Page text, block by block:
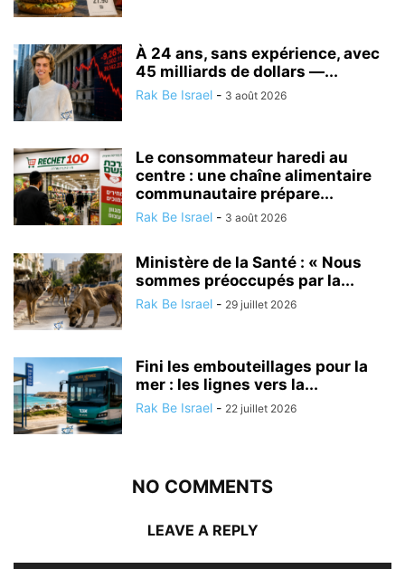
À 24 ans, sans expérience, avec
45 milliards de dollars —...
Rak Be Israel - 3 août 2026
Le consommateur haredi au
centre : une chaîne alimentaire
communautaire prépare...
Rak Be Israel - 3 août 2026
Ministère de la Santé : « Nous
sommes préoccupés par la...
Rak Be Israel - 29 juillet 2026
Fini les embouteillages pour la
mer : les lignes vers la...
Rak Be Israel - 22 juillet 2026
NO COMMENTS
LEAVE A REPLY